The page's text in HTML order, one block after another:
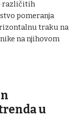
različitih
pomeranja
traku na
na njihovom
u